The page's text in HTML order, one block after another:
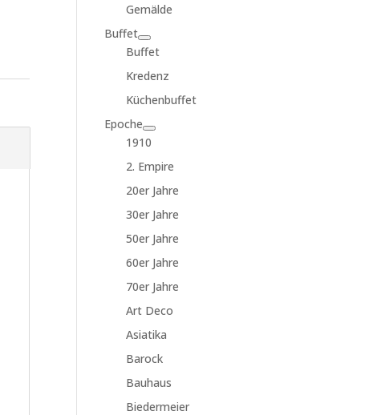
Gemälde
Buffet
Buffet
Kredenz
Küchenbuffet
Epoche
1910
2. Empire
20er Jahre
30er Jahre
50er Jahre
60er Jahre
70er Jahre
Art Deco
Asiatika
Barock
Bauhaus
Biedermeier